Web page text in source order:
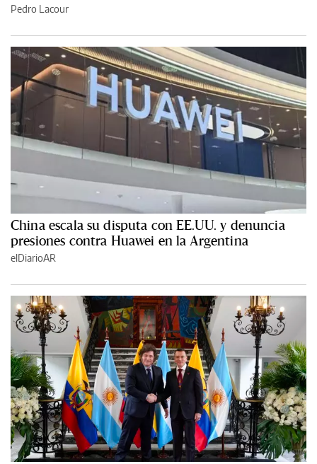
Pedro Lacour
China escala su disputa con EE.UU. y denuncia
presiones contra Huawei en la Argentina
elDiarioAR